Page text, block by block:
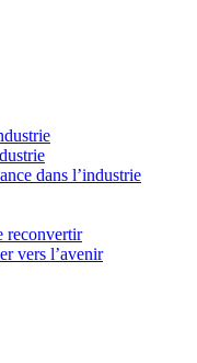
dans l’industrie
reconvertir
vers l’avenir